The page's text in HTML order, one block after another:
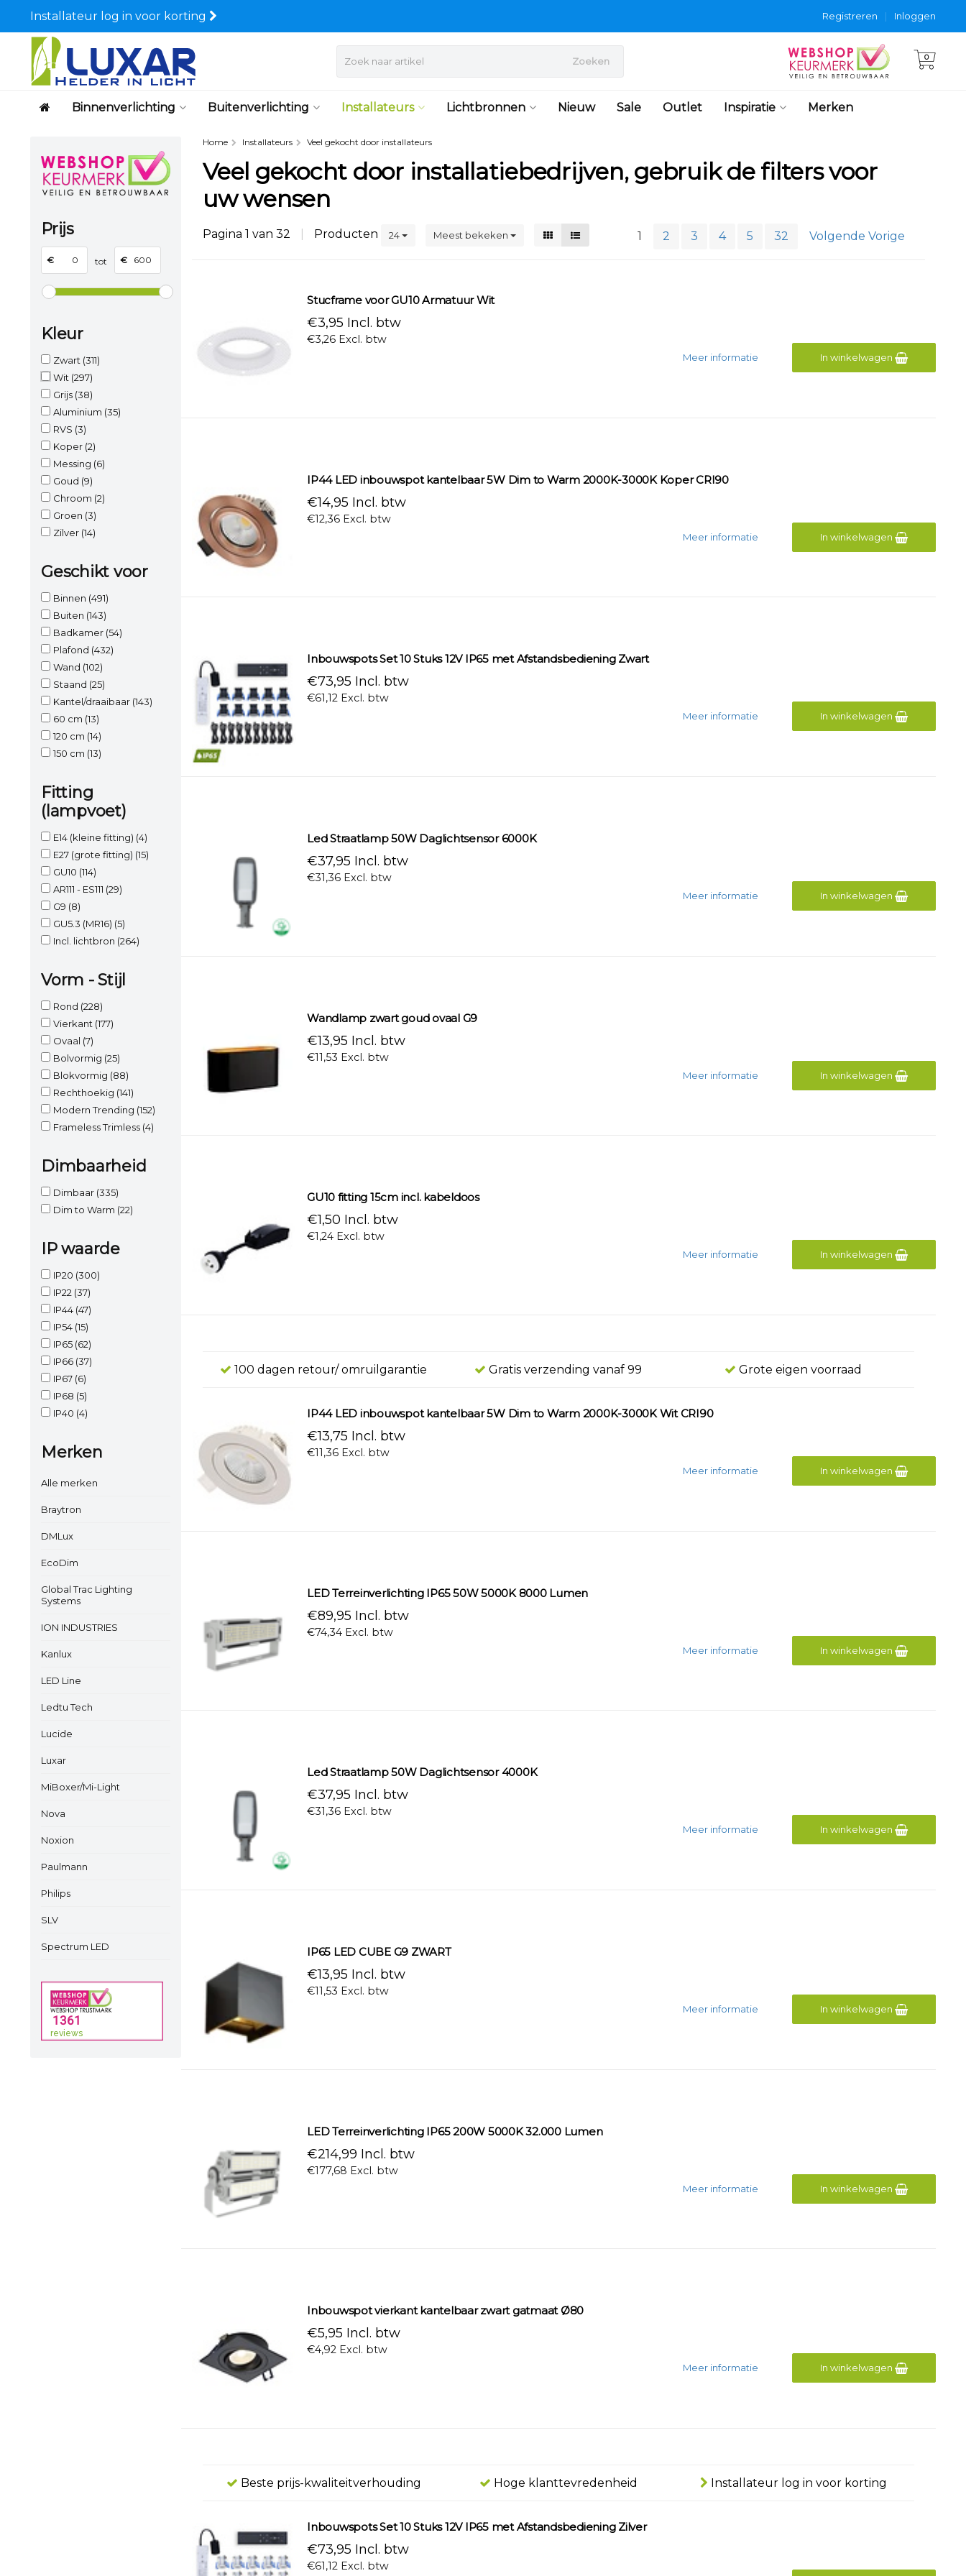
Installateur log in voor korting Inloggen
|
Registreren
Zoeken 0
Binnenverlichting Buitenverlichting Installateurs Lichtbronnen Nieuw Sale Outlet Inspiratie Merken
Prijs
€ tot €
Kleur
Zwart (311)
Wit (297)
Grijs (38)
Aluminium (35)
RVS (3)
Koper (2)
Messing (6)
Goud (9)
Chroom (2)
Groen (3)
Zilver (14)
Geschikt voor
Binnen (491)
Buiten (143)
Badkamer (54)
Plafond (432)
Wand (102)
Staand (25)
Kantel/draaibaar (143)
60 cm (13)
120 cm (14)
150 cm (13)
Fitting
(lampvoet)
E14 (kleine fitting) (4)
E27 (grote fitting) (15)
GU10 (114)
AR111 - ES111 (29)
G9 (8)
GU5.3 (MR16) (5)
Incl. lichtbron (264)
Vorm - Stijl
Rond (228)
Vierkant (177)
Ovaal (7)
Bolvormig (25)
Blokvormig (88)
Rechthoekig (141)
Modern Trending (152)
Frameless Trimless (4)
Dimbaarheid
Dimbaar (335)
Dim to Warm (22)
IP waarde
IP20 (300)
IP22 (37)
IP44 (47)
IP54 (15)
IP65 (62)
IP66 (37)
IP67 (6)
IP68 (5)
IP40 (4)
Merken
Alle merken
Braytron
DMLux
EcoDim
Global Trac Lighting
Systems
ION INDUSTRIES
Kanlux
LED Line
Ledtu Tech
Lucide
Luxar
MiBoxer/Mi-Light
Nova
Noxion
Paulmann
Philips
SLV
Spectrum LED
Home Installateurs Veel gekocht door installateurs
Veel gekocht door installatiebedrijven, gebruik de filters voor
uw wensen
Pagina 1 van 32 Producten 24 Meest bekeken 1 2 3 4 5 32 Volgende Vorige
Stucframe voor GU10 Armatuur Wit
€3,95 Incl. btw
€3,26 Excl. btw
In winkelwagen
Meer informatie
IP44 LED inbouwspot kantelbaar 5W Dim to Warm 2000K-3000K Koper CRI90
€14,95 Incl. btw
€12,36 Excl. btw
In winkelwagen
Meer informatie
Inbouwspots Set 10 Stuks 12V IP65 met Afstandsbediening Zwart
€73,95 Incl. btw
€61,12 Excl. btw
In winkelwagen
Meer informatie
Led Straatlamp 50W Daglichtsensor 6000K
€37,95 Incl. btw
€31,36 Excl. btw
In winkelwagen
Meer informatie
Wandlamp zwart goud ovaal G9
€13,95 Incl. btw
€11,53 Excl. btw
In winkelwagen
Meer informatie
GU10 fitting 15cm incl. kabeldoos
€1,50 Incl. btw
€1,24 Excl. btw
In winkelwagen
Meer informatie
100 dagen retour/ omruilgarantie Gratis verzending vanaf 99 Grote eigen voorraad
IP44 LED inbouwspot kantelbaar 5W Dim to Warm 2000K-3000K Wit CRI90
€13,75 Incl. btw
€11,36 Excl. btw
In winkelwagen
Meer informatie
LED Terreinverlichting IP65 50W 5000K 8000 Lumen
€89,95 Incl. btw
€74,34 Excl. btw
In winkelwagen
Meer informatie
Led Straatlamp 50W Daglichtsensor 4000K
€37,95 Incl. btw
€31,36 Excl. btw
In winkelwagen
Meer informatie
IP65 LED CUBE G9 ZWART
€13,95 Incl. btw
€11,53 Excl. btw
In winkelwagen
Meer informatie
LED Terreinverlichting IP65 200W 5000K 32.000 Lumen
€214,99 Incl. btw
€177,68 Excl. btw
In winkelwagen
Meer informatie
Inbouwspot vierkant kantelbaar zwart gatmaat Ø80
€5,95 Incl. btw
€4,92 Excl. btw
In winkelwagen
Meer informatie
Beste prijs-kwaliteitverhouding Hoge klanttevredenheid Installateur log in voor korting
Inbouwspots Set 10 Stuks 12V IP65 met Afstandsbediening Zilver
€73,95 Incl. btw
€61,12 Excl. btw